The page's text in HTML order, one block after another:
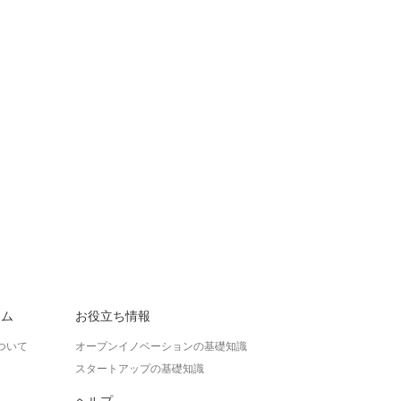
いて
お役立ち情報
オープンイノベーションの基礎知識
スタートアップの基礎知識